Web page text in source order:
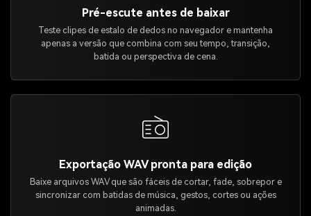
Pré-escute antes de baixar
Teste clipes de estalo de dedos no navegador e mantenha
apenas a versão que combina com seu tempo, transição,
batida ou perspectiva de cena.
Exportação WAV pronta para edição
Baixe arquivos WAV que são fáceis de cortar, fade, sobrepor e
sincronizar com batidas de música, gestos, cortes ou ações
animadas.